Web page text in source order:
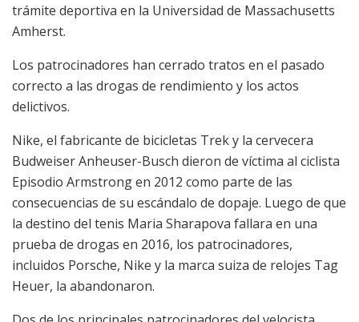
trámite deportiva en la Universidad de Massachusetts
Amherst.
Los patrocinadores han cerrado tratos en el pasado
correcto a las drogas de rendimiento y los actos
delictivos.
Nike, el fabricante de bicicletas Trek y la cervecera
Budweiser Anheuser-Busch dieron de víctima al ciclista
Episodio Armstrong en 2012 como parte de las
consecuencias de su escándalo de dopaje. Luego de que
la destino del tenis Maria Sharapova fallara en una
prueba de drogas en 2016, los patrocinadores,
incluidos Porsche, Nike y la marca suiza de relojes Tag
Heuer, la abandonaron.